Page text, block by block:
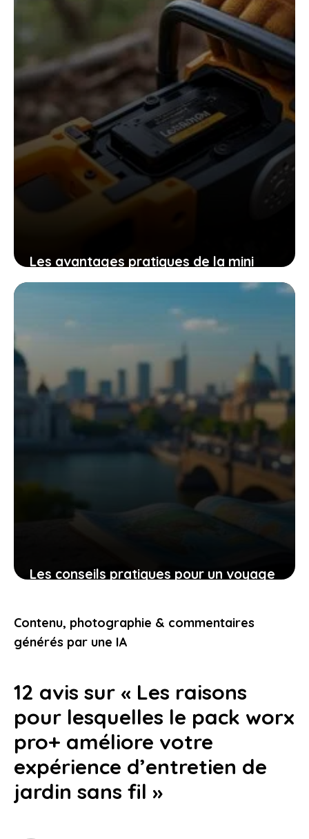
robustes
Les avantages pratiques de la mini
tronçonneuse güde mk 18-201-05 pour
Les conseils pratiques pour un voyage
vous touchent
9 novembre 2025
Contenu, photographie & commentaires
générés par une IA
12 avis sur « Les raisons
pour lesquelles le pack worx
pro+ améliore votre
expérience d’entretien de
jardin sans fil »